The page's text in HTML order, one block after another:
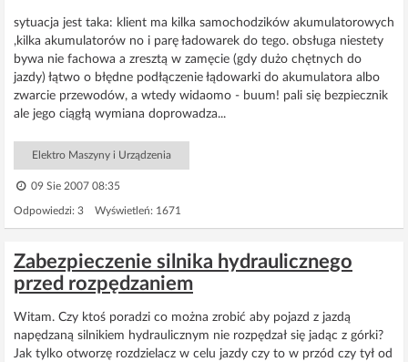
sytuacja jest taka: klient ma kilka samochodzików akumulatorowych
,kilka akumulatorów no i parę ładowarek do tego. obsługa niestety
bywa nie fachowa a zresztą w zamęcie (gdy dużo chętnych do
jazdy) łątwo o błędne podłączenie łądowarki do akumulatora albo
zwarcie przewodów, a wtedy widaomo - buum! pali się bezpiecznik
ale jego ciągłą wymiana doprowadza...
Elektro Maszyny i Urządzenia
09 Sie 2007 08:35
Odpowiedzi: 3 Wyświetleń: 1671
Zabezpieczenie silnika hydraulicznego
przed rozpędzaniem
Witam. Czy ktoś poradzi co można zrobić aby pojazd z jazdą
napędzaną silnikiem hydraulicznym nie rozpędzał się jadąc z górki?
Jak tylko otworzę rozdzielacz w celu jazdy czy to w przód czy tył od